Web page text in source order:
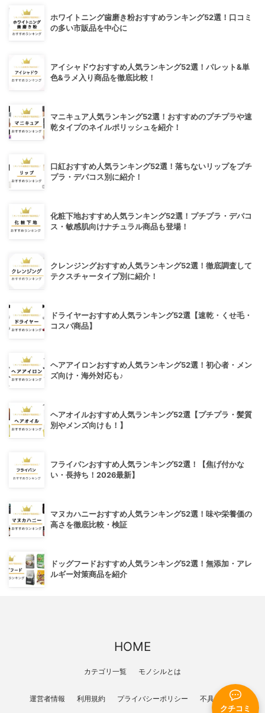
クチコミ
ホワイトニング歯磨き粉おすすめランキング52選！口コミ
の多い市販品を中心に
アイシャドウおすすめ人気ランキング52選！パレット&単
色&ラメ入り商品を徹底比較！
マニキュア人気ランキング52選！おすすめのプチプラや速
乾タイプのネイルポリッシュを紹介！
口紅おすすめ人気ランキング52選！落ちないリップをプチ
プラ・デパコス別に紹介！
化粧下地おすすめ人気ランキング52選！プチプラ・デパコ
ス・敏感肌向けナチュラル商品も登場！
クレンジングおすすめ人気ランキング52選！徹底調査して
テクスチャータイプ別に紹介！
ドライヤーおすすめ人気ランキング52選【速乾・くせ毛・
コスパ商品】
ヘアアイロンおすすめ人気ランキング52選！初心者・メン
ズ向け・海外対応も♪
ヘアオイルおすすめ人気ランキング52選【プチプラ・髪質
別やメンズ向けも！】
フライパンおすすめ人気ランキング52選！【焦げ付かな
い・長持ち！2026最新】
マヌカハニーおすすめ人気ランキング52選！味や栄養価の
高さを徹底比較・検証
ドッグフードおすすめ人気ランキング52選！無添加・アレ
ルギー対策商品を紹介
HOME
カテゴリ一覧 モノシルとは
運営者情報 利用規約 プライバシーポリシー 不具合報告